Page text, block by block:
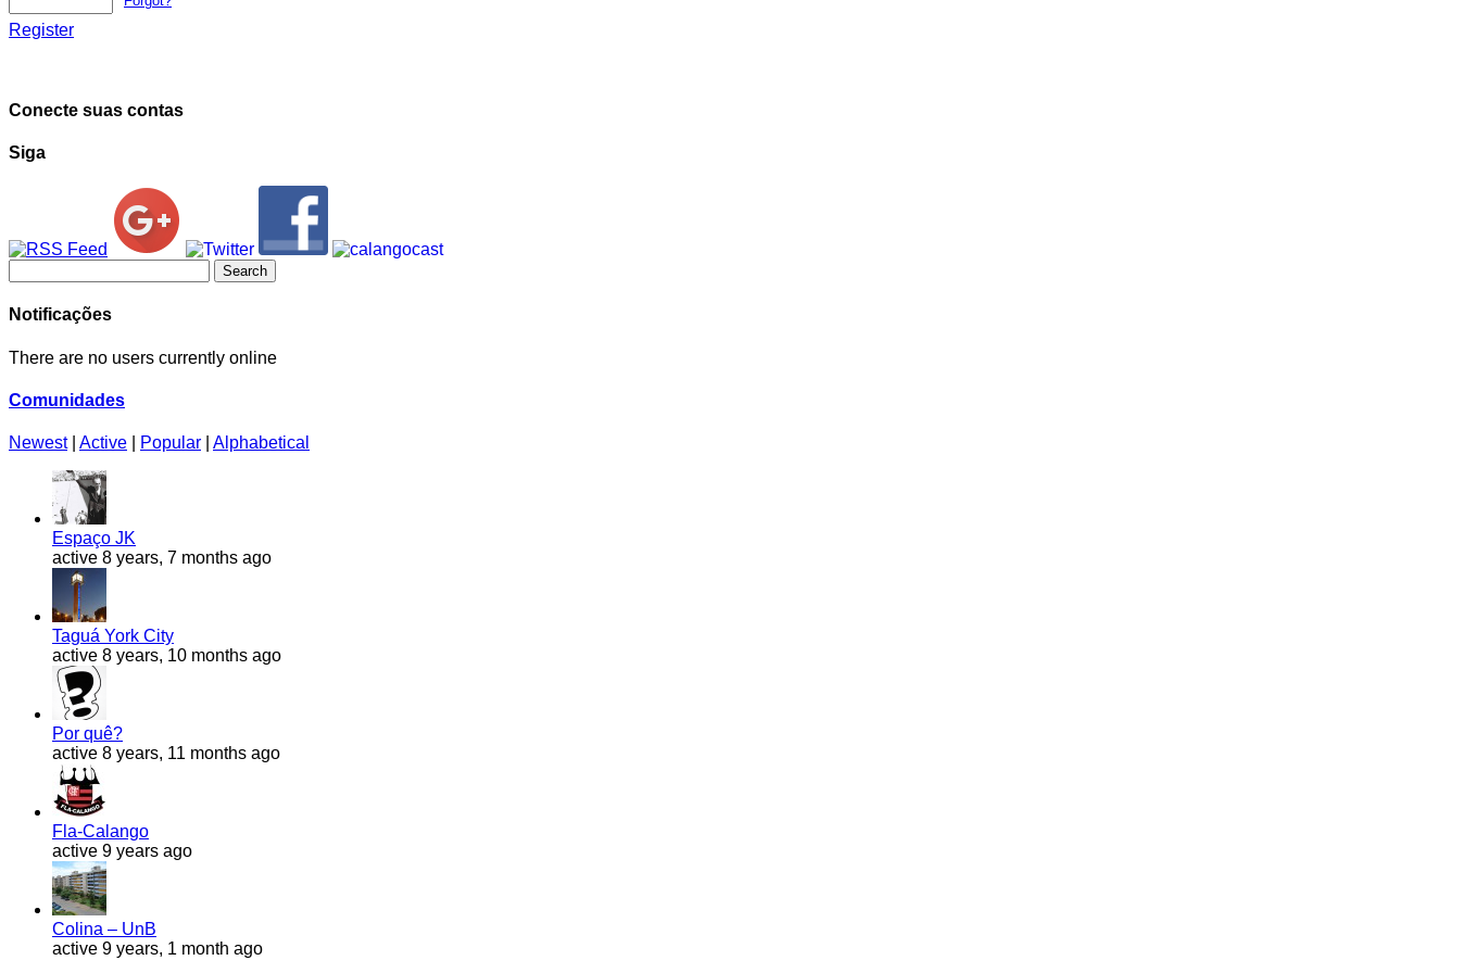
Register
Conecte suas contas
Siga
for:
Notificações
There are no users currently online
Comunidades
Newest Active Popular Alphabetical
Espaço JK
active 8 years, 7 months ago
Taguá York City
active 8 years, 10 months ago
Por quê?
active 8 years, 11 months ago
Fla-Calango
active 9 years ago
Colina – UnB
active 9 years, 1 month ago